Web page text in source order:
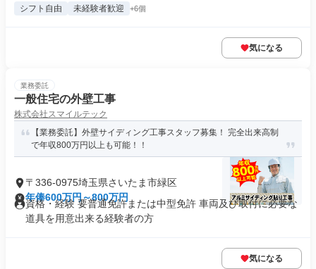
シフト自由 未経験者歓迎 +6個
気になる
業務委託
一般住宅の外壁工事
株式会社スマイルテック
【業務委託】外壁サイディング工事スタッフ募集！ 完全出来高制
で年収800万円以上も可能！！
〒336-0975埼玉県さいたま市緑区
年俸600万円～800万円
資格・経験 要普通免許または中型免許 車両及び取付に必要な
道具を用意出来る経験者の方
気になる